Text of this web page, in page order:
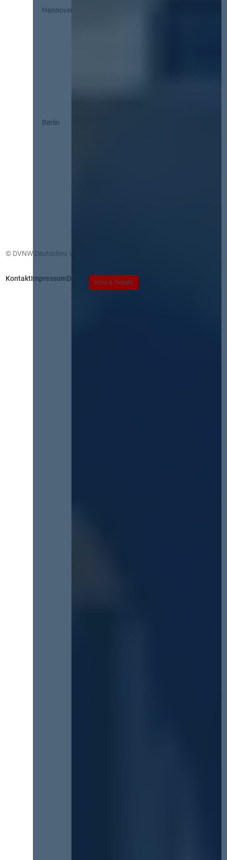
Infos & Tickets
Hannover
Berlin
© DVNW Deutsches Vergabenetzwerk GmbH
KontaktImpressumDatenschutz